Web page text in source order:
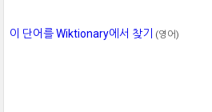
이 단어를 Wiktionary에서 찾기 (영어)